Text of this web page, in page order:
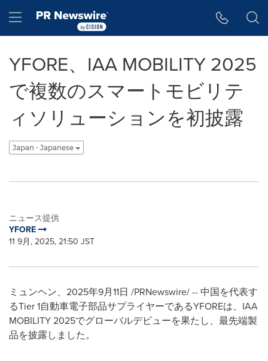
Hamburger menu
YFORE、IAA MOBILITY 2025
で複数のスマートモビリテ
ィソリューションを初披露
Japan - Japanese
ニュース提供
YFORE
11 9月, 2025, 21:50 JST
ミュンヘン、2025年9月11日 /PRNewswire/ -- 中国を代表す
るTier 1自動車電子部品サプライヤーであるYFOREは、IAA
MOBILITY 2025でグローバルデビューを果たし、最先端製
品を披露しました。